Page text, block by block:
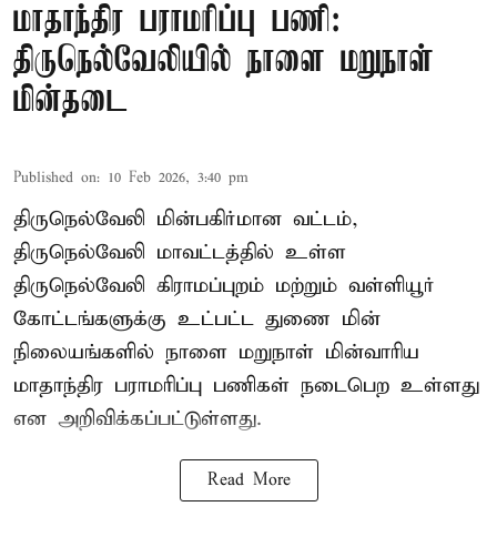
மாதாந்திர பராமரிப்பு பணி:
திருநெல்வேலியில் நாளை மறுநாள்
மின்தடை
Published on: 10 Feb 2026, 3:40 pm
திருநெல்வேலி மின்பகிர்மான வட்டம்,
திருநெல்வேலி மாவட்டத்தில் உள்ள
திருநெல்வேலி கிராமப்புறம் மற்றும் வள்ளியூர்
கோட்டங்களுக்கு உட்பட்ட துணை மின்
நிலையங்களில் நாளை மறுநாள் மின்வாரிய
மாதாந்திர பராமரிப்பு பணிகள் நடைபெற உள்ளது
என அறிவிக்கப்பட்டுள்ளது.
Read More